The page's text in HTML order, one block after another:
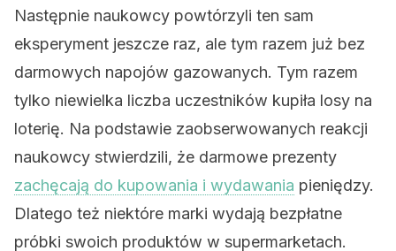
Następnie naukowcy powtórzyli ten sam
eksperyment jeszcze raz, ale tym razem już bez
darmowych napojów gazowanych. Tym razem
tylko niewielka liczba uczestników kupiła losy na
loterię. Na podstawie zaobserwowanych reakcji
naukowcy stwierdzili, że darmowe prezenty
zachęcają do kupowania i wydawania pieniędzy.
Dlatego też niektóre marki wydają bezpłatne
próbki swoich produktów w supermarketach.